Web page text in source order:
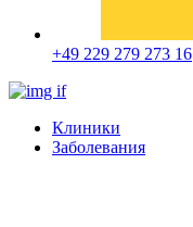
+49 229 279 273 16
Клиники
Заболевания